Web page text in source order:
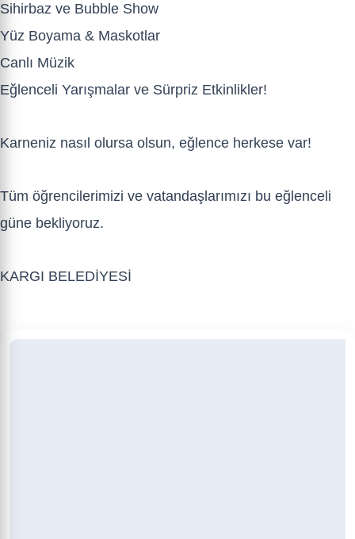
Sihirbaz ve Bubble Show
Yüz Boyama & Maskotlar
Canlı Müzik
Eğlenceli Yarışmalar ve Sürpriz Etkinlikler!
Karneniz nasıl olursa olsun, eğlence herkese var!
Tüm öğrencilerimizi ve vatandaşlarımızı bu eğlenceli
güne bekliyoruz.
KARGI BELEDİYESİ